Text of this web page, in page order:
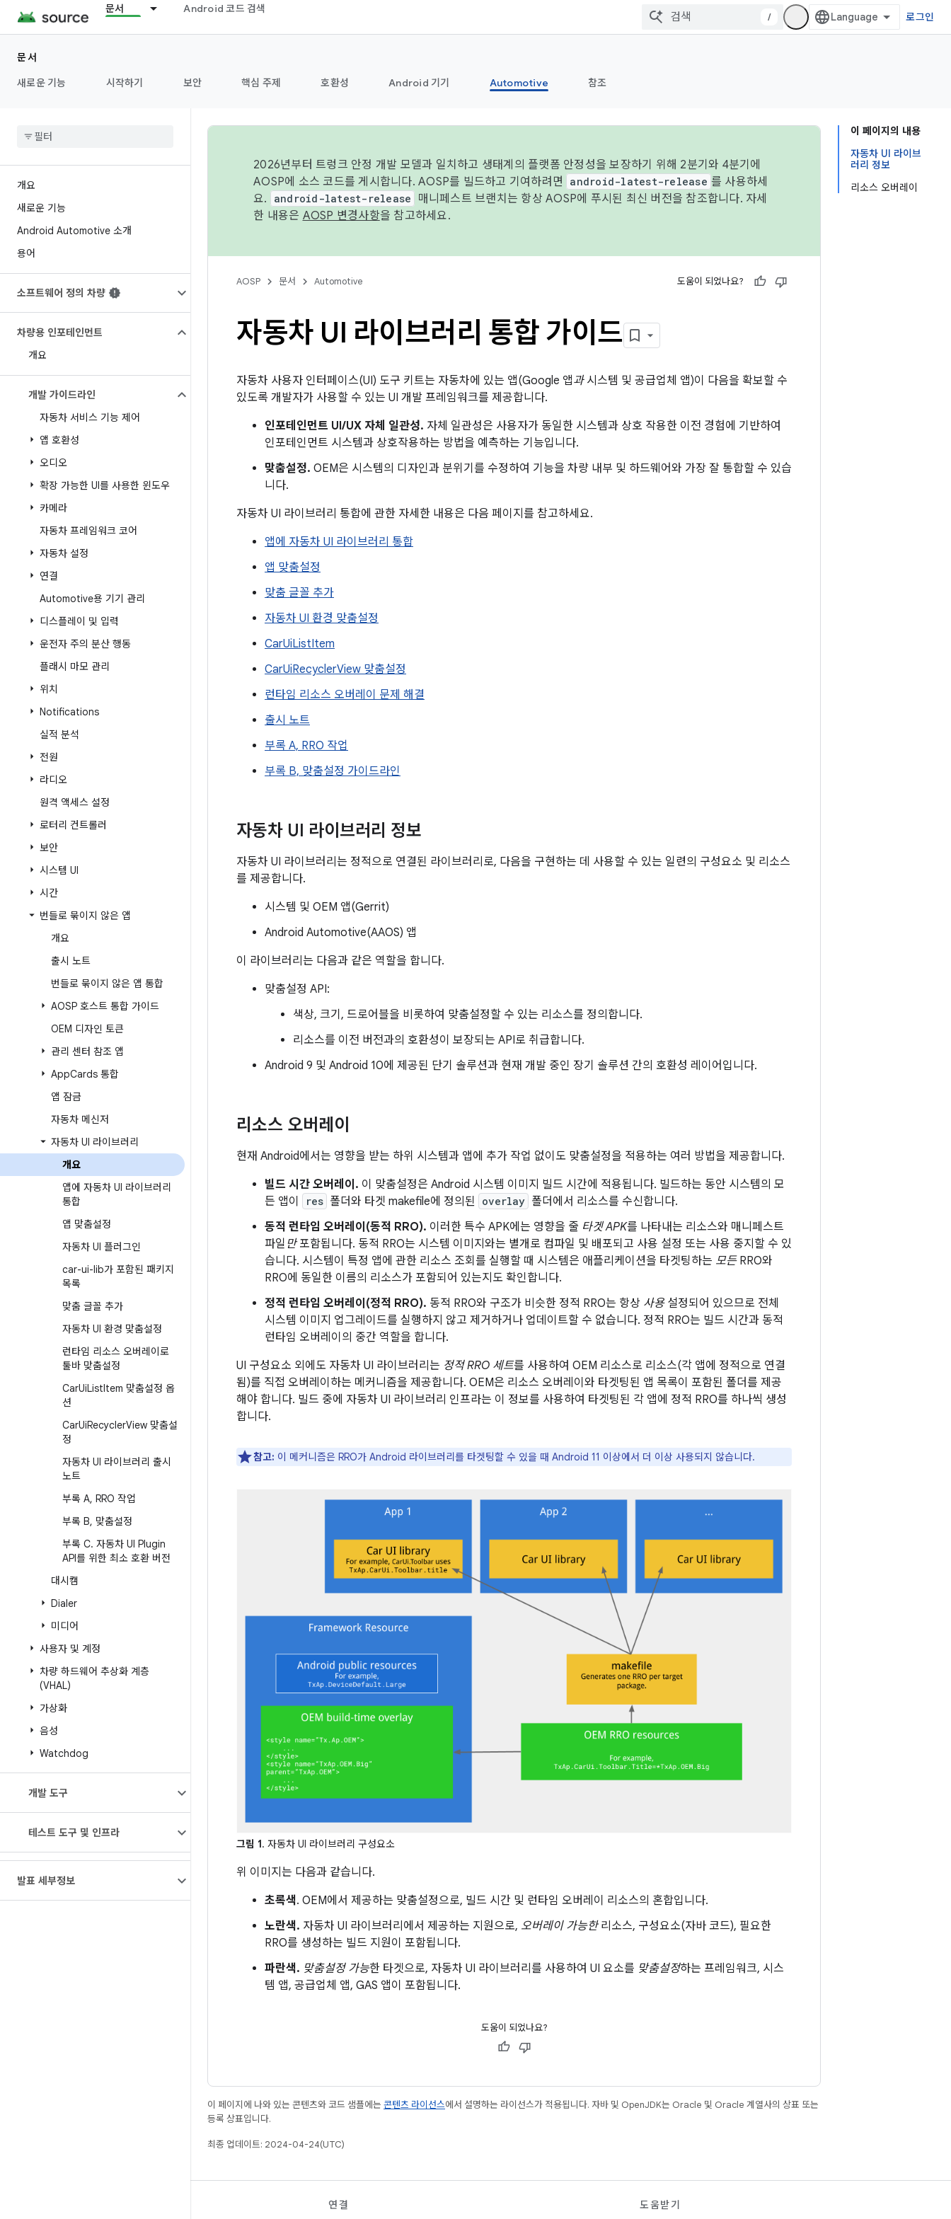
문서 Android 코드 검색
/ 로그인
문서
새로운 기능
시작하기 보안 핵심 주제 호환성 Android 기기 Automotive 참조
개요
새로운 기능
Android Automotive 소개
용어
소프트웨어 정의 차량
차량용 인포테인먼트
개요
개발 가이드라인
자동차 서비스 기능 제어
앱 호환성
오디오
확장 가능한 UI를 사용한 윈도우
카메라
자동차 프레임워크 코어
자동차 설정
연결
Automotive용 기기 관리
디스플레이 및 입력
운전자 주의 분산 행동
플래시 마모 관리
위치
Notifications
실적 분석
전원
라디오
원격 액세스 설정
로터리 컨트롤러
보안
시스템 UI
시간
번들로 묶이지 않은 앱
개요
출시 노트
번들로 묶이지 않은 앱 통합
AOSP 호스트 통합 가이드
OEM 디자인 토큰
관리 센터 참조 앱
AppCards 통합
앱 잠금
자동차 메신저
자동차 UI 라이브러리
개요
앱에 자동차 UI 라이브러리
통합
앱 맞춤설정
자동차 UI 플러그인
car-ui-lib가 포함된 패키지
목록
맞춤 글꼴 추가
자동차 UI 환경 맞춤설정
런타임 리소스 오버레이로
툴바 맞춤설정
CarUiListItem 맞춤설정 옵
션
CarUiRecyclerView 맞춤설
정
자동차 UI 라이브러리 출시
노트
부록 A, RRO 작업
부록 B, 맞춤설정
부록 C. 자동차 UI Plugin
API를 위한 최소 호환 버전
대시캠
Dialer
미디어
사용자 및 계정
차량 하드웨어 추상화 계층
(VHAL)
가상화
음성
Watchdog
개발 도구
테스트 도구 및 인프라
발표 세부정보
이 페이지의 내용
자동차 UI 라이브
러리 정보
리소스 오버레이
2026년부터 트렁크 안정 개발 모델과 일치하고 생태계의 플랫폼 안정성을 보장하기 위해 2분기와 4분기에
AOSP에 소스 코드를 게시합니다. AOSP를 빌드하고 기여하려면
android-latest-release 를 사용하세
요.
android-latest-release
매니페스트 브랜치는 항상 AOSP에 푸시된 최신 버전을 참조합니다. 자세
한 내용은 AOSP 변경사항을 참고하세요.
AOSP 문서 Automotive 도움이 되었나요?
자동차 UI 라이브러리 통합 가이드
자동차 사용자 인터페이스(UI) 도구 키트는 자동차에 있는 앱(Google 앱과시스템 및 공급업체 앱)이 다음을 확보할 수
있도록 개발자가 사용할 수 있는 UI 개발 프레임워크를 제공합니다.
인포테인먼트 UI/UX 자체 일관성. 자체 일관성은 사용자가 동일한 시스템과 상호 작용한 이전 경험에 기반하여
인포테인먼트 시스템과 상호작용하는 방법을 예측하는 기능입니다.
맞춤설정. OEM은 시스템의 디자인과 분위기를 수정하여 기능을 차량 내부 및 하드웨어와 가장 잘 통합할 수 있습
니다.
자동차 UI 라이브러리 통합에 관한 자세한 내용은 다음 페이지를 참고하세요.
앱에 자동차 UI 라이브러리 통합
앱 맞춤설정
맞춤 글꼴 추가
자동차 UI 환경 맞춤설정
CarUiListItem
CarUiRecyclerView 맞춤설정
런타임 리소스 오버레이 문제 해결
출시 노트
부록 A, RRO 작업
부록 B, 맞춤설정 가이드라인
자동차 UI 라이브러리 정보
자동차 UI 라이브러리는 정적으로 연결된 라이브러리로, 다음을 구현하는 데 사용할 수 있는 일련의 구성요소 및 리소스
를 제공합니다.
시스템 및 OEM 앱(Gerrit)
Android Automotive(AAOS) 앱
이 라이브러리는 다음과 같은 역할을 합니다.
맞춤설정 API:
색상, 크기, 드로어블을 비롯하여 맞춤설정할 수 있는 리소스를 정의합니다.
리소스를 이전 버전과의 호환성이 보장되는 API로 취급합니다.
Android 9 및 Android 10에 제공된 단기 솔루션과 현재 개발 중인 장기 솔루션 간의 호환성 레이어입니다.
리소스 오버레이
현재 Android에서는 영향을 받는 하위 시스템과 앱에 추가 작업 없이도 맞춤설정을 적용하는 여러 방법을 제공합니다.
빌드 시간 오버레이. 이 맞춤설정은 Android 시스템 이미지 빌드 시간에 적용됩니다. 빌드하는 동안 시스템의 모
든 앱이
res 폴더와 타겟 makefile에 정의된 overlay 폴더에서 리소스를 수신합니다.
동적 런타임 오버레이(동적 RRO). 이러한 특수 APK에는 영향을 줄 타겟 APK를 나타내는 리소스와 매니페스트
파일 만포함됩니다. 동적 RRO는 시스템 이미지와는 별개로 컴파일 및 배포되고 사용 설정 또는 사용 중지할 수 있
습니다. 시스템이 특정 앱에 관한 리소스 조회를 실행할 때 시스템은 애플리케이션을 타겟팅하는 모든RRO와
RRO에 동일한 이름의 리소스가 포함되어 있는지도 확인합니다.
정적 런타임 오버레이(정적 RRO). 동적 RRO와 구조가 비슷한 정적 RRO는 항상 사용설정되어 있으므로 전체
시스템 이미지 업그레이드를 실행하지 않고 제거하거나 업데이트할 수 없습니다. 정적 RRO는 빌드 시간과 동적
런타임 오버레이의 중간 역할을 합니다.
UI 구성요소 외에도 자동차 UI 라이브러리는 정적 RRO 세트를 사용하여 OEM 리소스로 리소스(각 앱에 정적으로 연결
됨)를 직접 오버레이하는 메커니즘을 제공합니다. OEM은 리소스 오버레이와 타겟팅된 앱 목록이 포함된 폴더를 제공
해야 합니다. 빌드 중에 자동차 UI 라이브러리 인프라는 이 정보를 사용하여 타겟팅된 각 앱에 정적 RRO를 하나씩 생성
합니다.
참고: 이 메커니즘은 RRO가 Android 라이브러리를 타겟팅할 수 있을 때 Android 11 이상에서 더 이상 사용되지 않습니다.
그림 1. 자동차 UI 라이브러리 구성요소
위 이미지는 다음과 같습니다.
초록색. OEM에서 제공하는 맞춤설정으로, 빌드 시간 및 런타임 오버레이 리소스의 혼합입니다.
노란색. 자동차 UI 라이브러리에서 제공하는 지원으로, 오버레이 가능한리소스, 구성요소(자바 코드), 필요한
RRO를 생성하는 빌드 지원이 포함됩니다.
파란색. 맞춤설정 가능한 타겟으로, 자동차 UI 라이브러리를 사용하여 UI 요소를 맞춤설정하는 프레임워크, 시스
템 앱, 공급업체 앱, GAS 앱이 포함됩니다.
도움이 되었나요?
이 페이지에 나와 있는 콘텐츠와 코드 샘플에는 콘텐츠 라이선스에서 설명하는 라이선스가 적용됩니다. 자바 및 OpenJDK는 Oracle 및 Oracle 계열사의 상표 또는
등록 상표입니다.
최종 업데이트: 2024-04-24(UTC)
연결 도움받기